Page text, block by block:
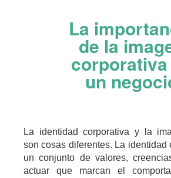
La
de la
corporativa
un
La identidad corporativa y la
son cosas diferentes. La identidad
un conjunto de valores,
actuar que marcan el